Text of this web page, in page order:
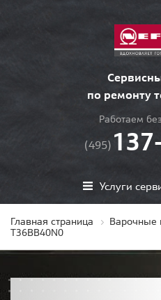
по ремонту
Работаем
(495)
Услуги
Главная страница Варочные
T36BB40N0